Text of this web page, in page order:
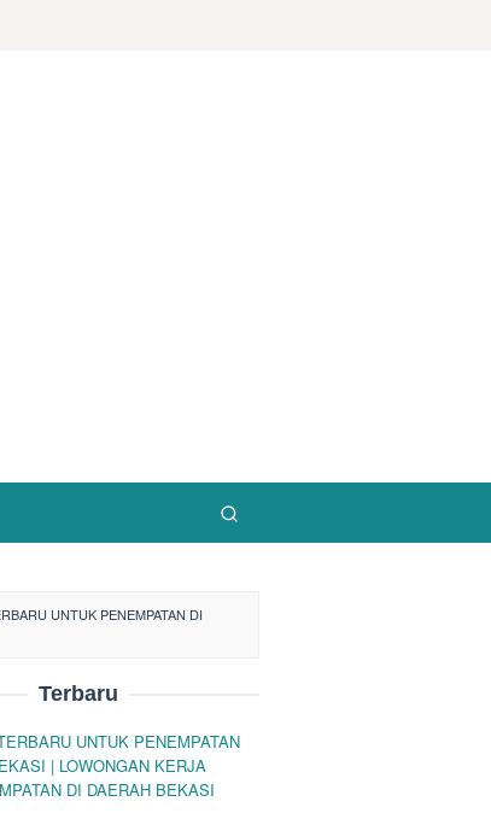
UNTUK PENEMPATAN DI
Terbaru
UNTUK PENEMPATAN
| LOWONGAN KERJA
DI DAERAH BEKASI